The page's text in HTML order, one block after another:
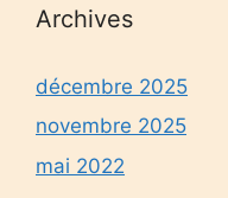
Archives
décembre 2025
novembre 2025
mai 2022